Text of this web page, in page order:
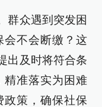
群众遇到突发困
会不会断缴？这
出及时将符合条
精准落实为困难
政策，确保社保